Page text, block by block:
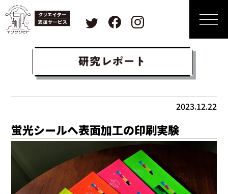
2023.12.22
蛍光シールへ表面加工の印刷実験